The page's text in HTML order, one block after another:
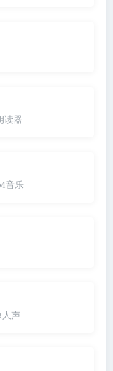
读器
音乐
人声